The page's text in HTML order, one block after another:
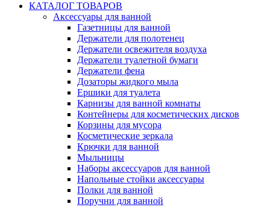
КАТАЛОГ ТОВАРОВ
Аксессуары для ванной
Газетницы для ванной
Держатели для полотенец
Держатели освежителя воздуха
Держатели туалетной бумаги
Держатели фена
Дозаторы жидкого мыла
Ершики для туалета
Карнизы для ванной комнаты
Контейнеры для косметических дисков
Корзины для мусора
Косметические зеркала
Крючки для ванной
Мыльницы
Наборы аксессуаров для ванной
Напольные стойки аксессуары
Полки для ванной
Поручни для ванной